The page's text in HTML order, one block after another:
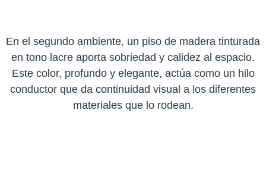
En el segundo ambiente, un piso de madera tinturada
en tono lacre aporta sobriedad y calidez al espacio.
Este color, profundo y elegante, actúa como un hilo
conductor que da continuidad visual a los diferentes
materiales que lo rodean.